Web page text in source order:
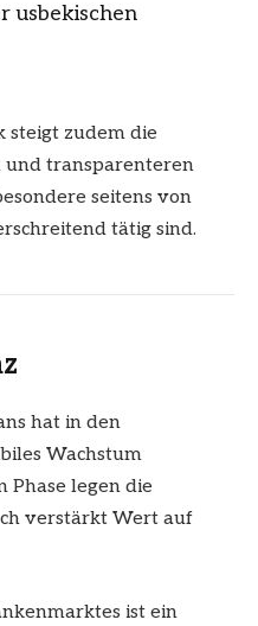
usbekischen
steigt zudem die
und transparenteren
seitens von
tätig sind.
hat in den
Wachstum
Phase legen die
verstärkt Wert auf
ist ein